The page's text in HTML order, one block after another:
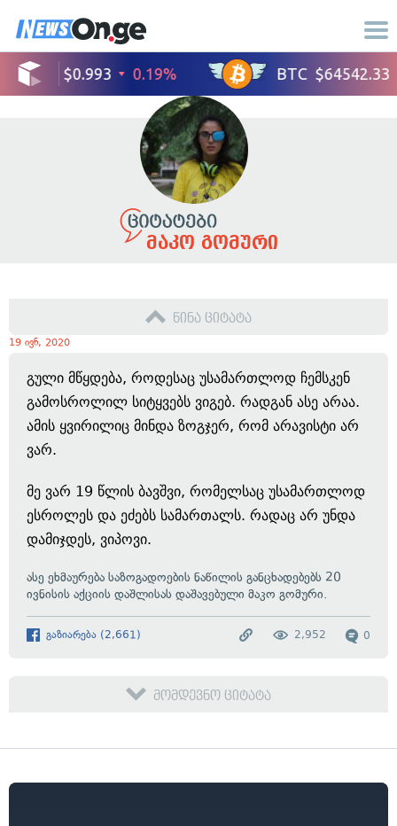
მაკო გომური
წინა ციტატა
19 ივნ, 2020
გული მწყდება, როდესაც უსამართლოდ ჩემსკენ
გამოსროლილ სიტყვებს ვიგებ. რადგან ასე არაა.
ამის ყვირილიც მინდა ზოგჯერ, რომ არავისტი არ
ვარ.
მე ვარ 19 წლის ბავშვი, რომელსაც უსამართლოდ
ესროლეს და ეძებს სამართალს. რადაც არ უნდა
დამიჯდეს, ვიპოვი.
ასე ეხმაურება საზოგადოების ნაწილის განცხადებებს 20
ივნისის აქციის დაშლისას დაშავებული მაკო გომური.
გაზიარება (2,661) 0
2,952
მომდევნო ციტატა